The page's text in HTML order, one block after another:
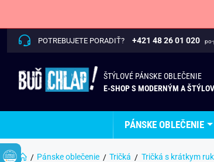
POTREBUJETE PORADIŤ? +421 48 26 01 020
ŠTÝLOVÉ PÁNSKE OBLEČENIE
E-SHOP S MODERNÝM A
PÁNSKE OBLEČENIE
Pánske oblečenie Tričká Tričká s krátkym